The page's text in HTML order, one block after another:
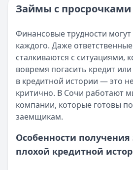
Категория:МФО и микрозаймы
Все статьи
Возврат переплаты в «Займере»:
Опубликовано:5 декабря 2025 г.
Категория:МФО
Читать новость
Срочный микрозайм 15 000 ₽ на
Кратко:Нужны 15 000 рублей на
Опубликовано:5 декабря 2025 г.
Категория:МФО
Читать новость
Кратко:В III квартале 2025 года
Опубликовано:5 декабря 2025 г.
Займы с просрочками
Финансовые трудности могут
каждого. Даже
сталкиваются с ситуациями,
вовремя погасить кредит
в кредитной истории — это
критично. В Сочи работают
компании, которые готовы
заемщикам.
Особенности получения
плохой кредитной